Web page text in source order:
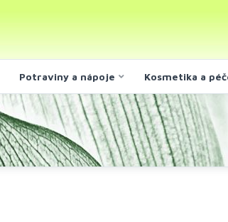
Potraviny a nápoje Kosmetika a